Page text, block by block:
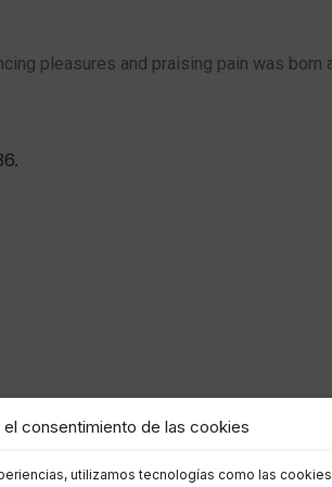
el consentimiento de las cookies
utilizamos tecnologías como las cookies
pleasures and praising pain was